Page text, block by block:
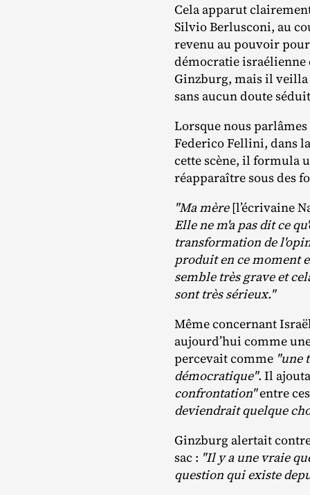
Cela apparut
Silvio Berlusconi, au
revenu au pouvoir
démocratie israélienne
Ginzburg, mais il veilla
sans aucun doute
Lorsque nous
Federico Fellini, dans
cette scène, il formula
réapparaître sous des
"Ma mère[l’écrivaine
Elle ne m'a pas dit ce
transformation de
produit en ce moment
semble très grave et
sont très sérieux."
Même concernant
aujourd’hui comme
percevait comme "une
démocratique". Il
confrontation"entre
deviendrait quelque
Ginzburg alertait
sac : "Il y a une vraie
question qui existe